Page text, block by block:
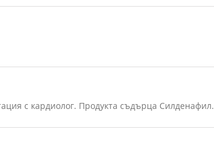
с кардиолог. Продукта съдърца Силденафил.